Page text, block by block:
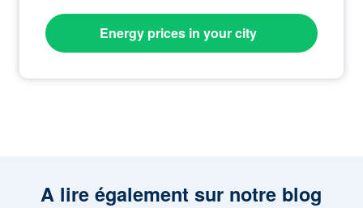
Energy prices in your city
A lire également sur notre blog